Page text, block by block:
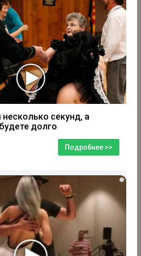
секунд, а
долго
Подробнее >>
i